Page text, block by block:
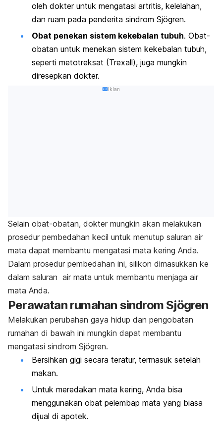
oleh dokter untuk mengatasi artritis, kelelahan,
dan ruam pada penderita sindrom Sjögren.
Obat penekan sistem kekebalan tubuh. Obat-
obatan untuk menekan sistem kekebalan tubuh,
seperti metotreksat (Trexall), juga mungkin
diresepkan dokter.
Iklan
Selain obat-obatan, dokter mungkin akan melakukan
prosedur pembedahan kecil untuk menutup saluran air
mata dapat membantu mengatasi mata kering Anda.
Dalam prosedur pembedahan ini, silikon dimasukkan ke
dalam saluran air mata untuk membantu menjaga air
mata Anda.
Perawatan rumahan sindrom Sjögren
Melakukan perubahan gaya hidup dan pengobatan
rumahan di bawah ini mungkin dapat membantu
mengatasi sindrom Sjögren.
Bersihkan gigi secara teratur, termasuk setelah
makan.
Untuk meredakan mata kering, Anda bisa
menggunakan obat pelembap mata yang biasa
dijual di apotek.